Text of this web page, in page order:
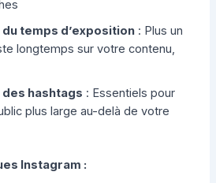
temps d’exposition : Plus un
longtemps sur votre contenu,
hashtags : Essentiels pour
plus large au-delà de votre
Instagram :